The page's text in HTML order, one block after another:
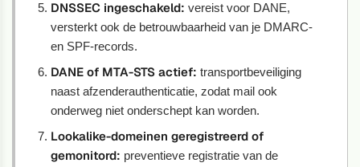
DNSSEC ingeschakeld: vereist voor DANE,
versterkt ook de betrouwbaarheid van je DMARC-
en SPF-records.
DANE of MTA-STS actief: transportbeveiliging
naast afzenderauthenticatie, zodat mail ook
onderweg niet onderschept kan worden.
Lookalike-domeinen geregistreerd of
gemonitord: preventieve registratie van de